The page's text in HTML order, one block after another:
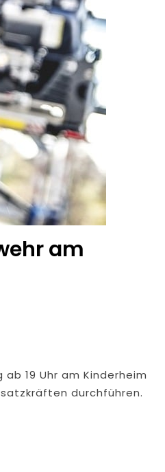
am
19 Uhr am Kinderheim
durchführen.